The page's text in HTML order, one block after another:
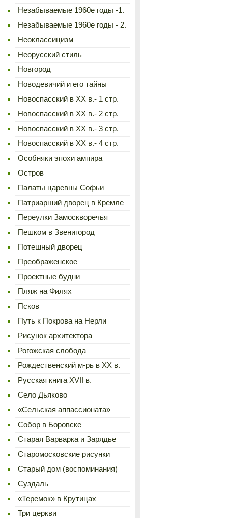
Незабываемые 1960е годы -1.
Незабываемые 1960е годы - 2.
Неоклассицизм
Неорусский стиль
Новгород
Новодевичий и его тайны
Новоспасский в XX в.- 1 стр.
Новоспасский в XX в.- 2 стр.
Новоспасский в XX в.- 3 стр.
Новоспасский в XX в.- 4 стр.
Особняки эпохи ампира
Остров
Палаты царевны Софьи
Патриарший дворец в Кремле
Переулки Замоскворечья
Пешком в Звенигород
Потешный дворец
Преображенское
Проектные будни
Пляж на Филях
Псков
Путь к Покрова на Нерли
Рисунок архитектора
Рогожская слобода
Рождественский м-рь в ХХ в.
Русская книга XVII в.
Село Дьяково
«Сельская аппассионата»
Cобор в Боровске
Старая Варварка и Зарядье
Старомосковские рисунки
Старый дом (воспоминания)
Суздаль
«Теремок» в Крутицах
Три церкви